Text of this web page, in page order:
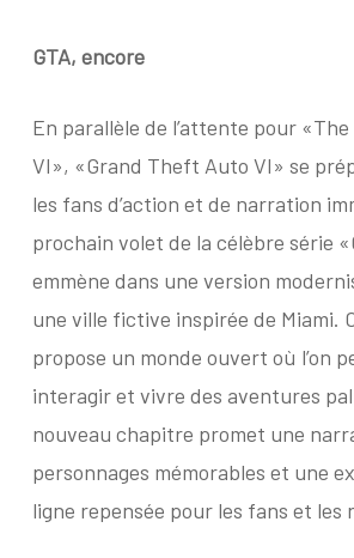
GTA, encore
En parallèle de l’attente pour
VI», «Grand Theft Auto VI» se
les fans d’action et de narration
prochain volet de la célèbre série
emmène dans une version
une ville fictive inspirée de Miami.
propose un monde ouvert où l’on
interagir et vivre des aventures
nouveau chapitre promet une
personnages mémorables et une
ligne repensée pour les fans et les